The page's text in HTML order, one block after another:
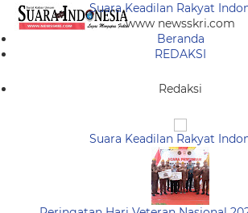
Suara Keadilan Rakyat
www newsskri.com
Beranda
REDAKSI
Redaksi
Suara Keadilan Rakyat